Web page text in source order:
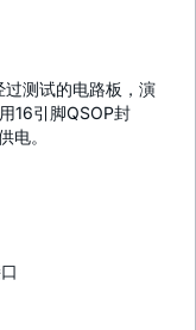
测试的电路板，演
16引脚QSOP封
电。